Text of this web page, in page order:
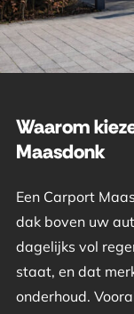
Waarom
Maasdonk
Een Carport
dak boven uw
dagelijks vol
staat, en dat
onderhoud.